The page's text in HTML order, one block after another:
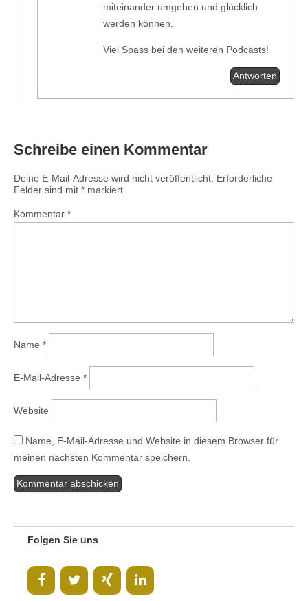
miteinander umgehen und glücklich
werden können.
Viel Spass bei den weiteren Podcasts!
Antworten
Schreibe einen Kommentar
Deine E-Mail-Adresse wird nicht veröffentlicht. Erforderliche
Felder sind mit * markiert
Kommentar *
Name *
E-Mail-Adresse *
Website
Name, E-Mail-Adresse und Website in diesem Browser für
meinen nächsten Kommentar speichern.
Folgen Sie uns